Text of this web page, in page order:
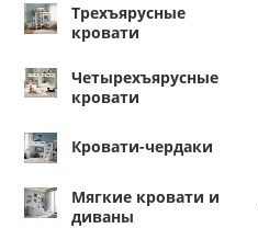
Трехъярусные
кровати
Четырехъярусные
кровати
Кровати-чердаки
Мягкие кровати и
диваны